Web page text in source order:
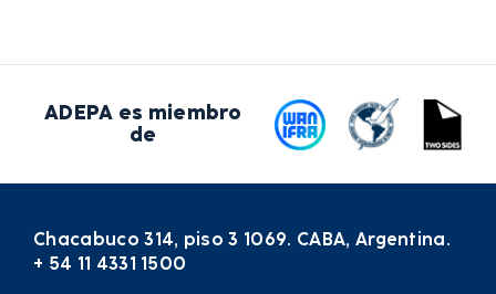
ADEPA es miembro
de
Chacabuco 314, piso 3 1069. CABA, Argentina.
+ 54 11 4331 1500